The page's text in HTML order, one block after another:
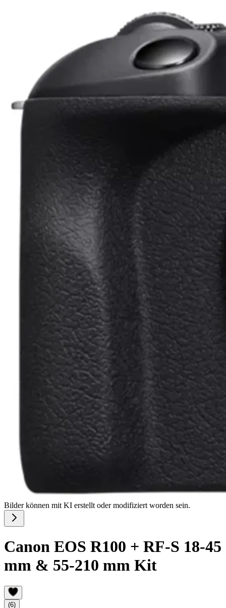
Bilder können mit KI erstellt oder modifiziert worden sein.
Canon EOS R100 + RF-S 18-45
mm & 55-210 mm Kit
(6)